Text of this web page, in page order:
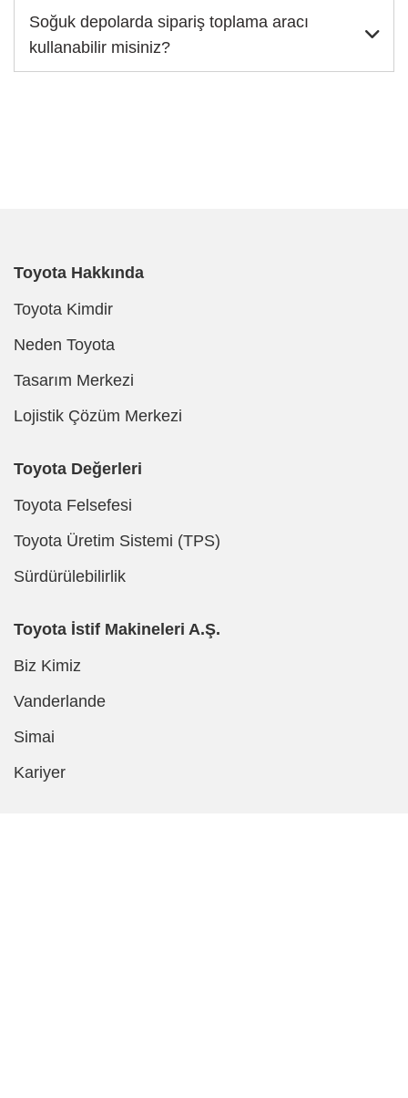
Soğuk depolarda sipariş toplama aracı
kullanabilir misiniz?
Toyota Hakkında
Toyota Kimdir
Neden Toyota
Tasarım Merkezi
Lojistik Çözüm Merkezi
Toyota Değerleri
Toyota Felsefesi
Toyota Üretim Sistemi (TPS)
Sürdürülebilirlik
Toyota İstif Makineleri A.Ş.
Biz Kimiz
Vanderlande
Simai
Kariyer